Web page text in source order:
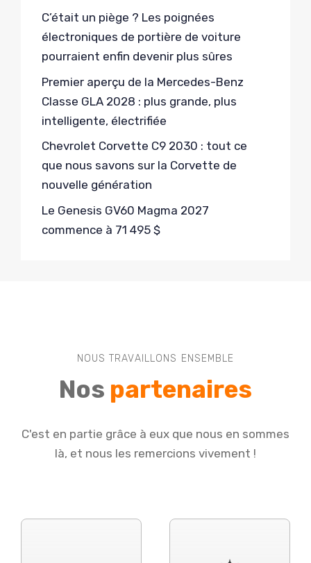
C’était un piège ? Les poignées
électroniques de portière de voiture
pourraient enfin devenir plus sûres
Premier aperçu de la Mercedes-Benz
Classe GLA 2028 : plus grande, plus
intelligente, électrifiée
Chevrolet Corvette C9 2030 : tout ce
que nous savons sur la Corvette de
nouvelle génération
Le Genesis GV60 Magma 2027
commence à 71 495 $
NOUS TRAVAILLONS ENSEMBLE
Nos partenaires
C'est en partie grâce à eux que nous en sommes
là, et nous les remercions vivement !